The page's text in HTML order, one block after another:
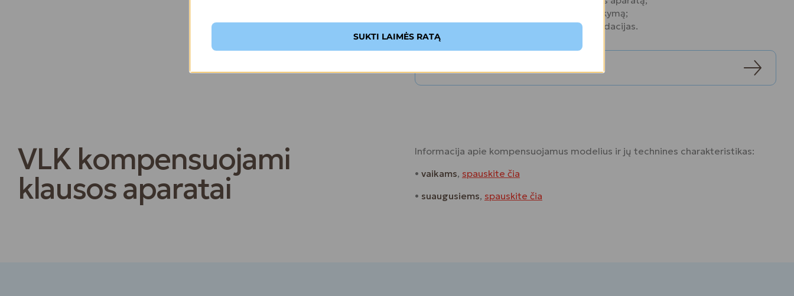
• atlieka individualų klausos aparato pritaikymą;
• suteikia naudojimo ir priežiūros rekomendacijas.
VLK kompensuojami
klausos aparatai
Informacija apie kompensuojamus modelius ir jų technines charakteristikas:
• vaikams, spauskite čia
• suaugusiems, spauskite čia
SUKTI LAIMĖS RATĄ